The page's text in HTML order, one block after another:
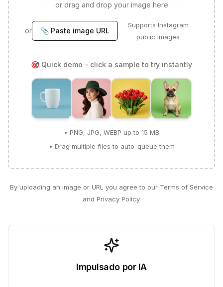
or drag and drop your image here
or 📎 Paste image URL
Supports Instagram
public images
🎯 Quick demo – click a sample to try instantly
• PNG, JPG, WEBP up to 15 MB
• Drag multiple files to auto-queue them
By uploading an image or URL you agree to our Terms of Service
and Privacy Policy.
Impulsado por IA